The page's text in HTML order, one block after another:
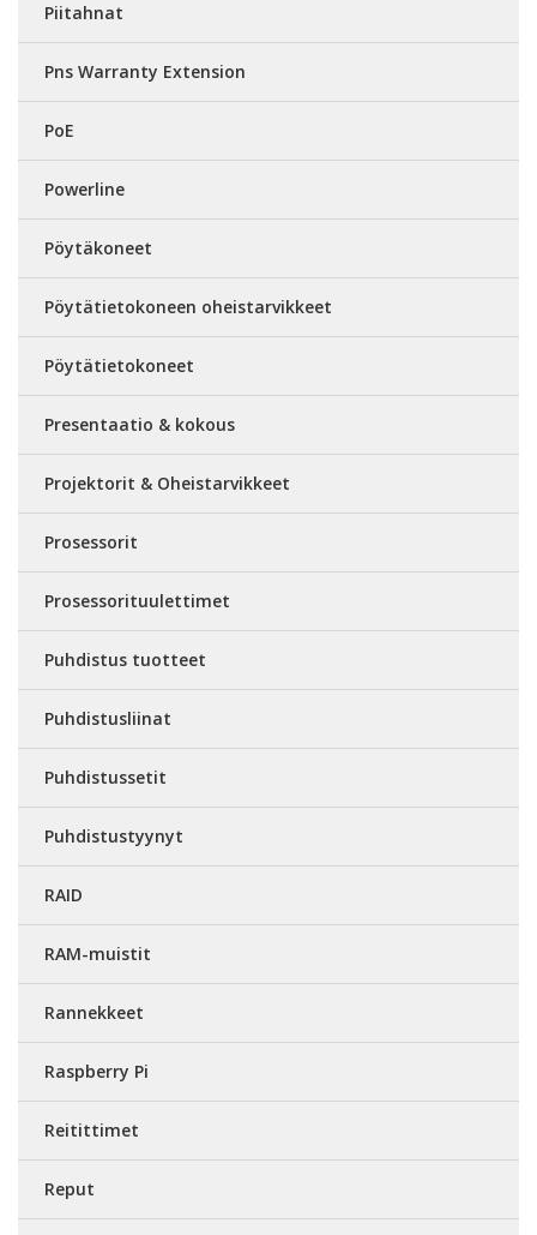
Piitahnat
Pns Warranty Extension
PoE
Powerline
Pöytäkoneet
Pöytätietokoneen oheistarvikkeet
Pöytätietokoneet
Presentaatio & kokous
Projektorit & Oheistarvikkeet
Prosessorit
Prosessorituulettimet
Puhdistus tuotteet
Puhdistusliinat
Puhdistussetit
Puhdistustyynyt
RAID
RAM-muistit
Rannekkeet
Raspberry Pi
Reitittimet
Reput